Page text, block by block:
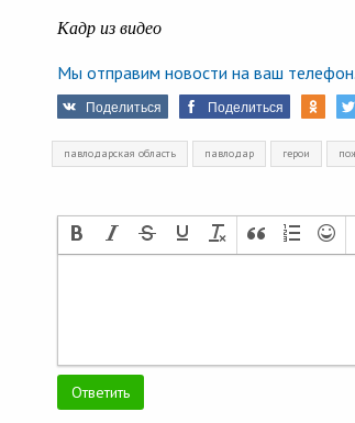
Кадр из видео
Мы отправим новости на ваш
Поделиться Поделиться
павлодарская область павлодар герои